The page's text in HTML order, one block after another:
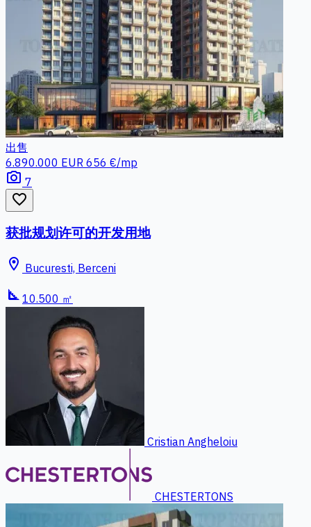
出售
6.890.000 EUR 656 €/mp
photo_camera 7
favorite_border
获批规划许可的开发用地
location_on Bucuresti, Berceni
square_foot 10.500 ㎡
Cristian Angheloiu
CHESTERTONS